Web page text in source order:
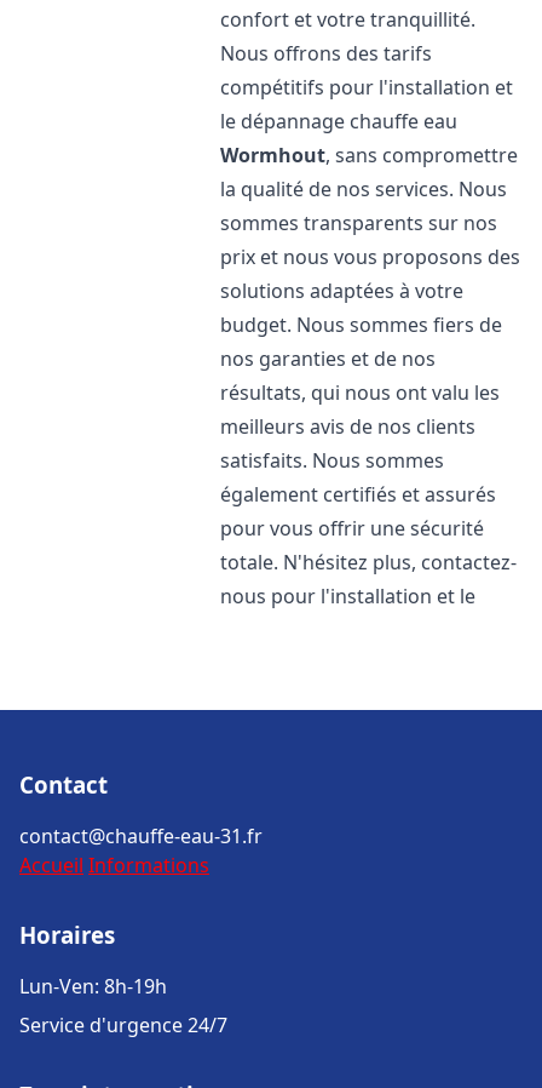
confort et votre tranquillité.
Nous offrons des tarifs
compétitifs pour l'installation et
le dépannage chauffe eau
Wormhout, sans compromettre
la qualité de nos services. Nous
sommes transparents sur nos
prix et nous vous proposons des
solutions adaptées à votre
budget. Nous sommes fiers de
nos garanties et de nos
résultats, qui nous ont valu les
meilleurs avis de nos clients
satisfaits. Nous sommes
également certifiés et assurés
pour vous offrir une sécurité
totale. N'hésitez plus, contactez-
nous pour l'installation et le
Contact
contact@chauffe-eau-31.fr
Accueil Informations
Horaires
Lun-Ven: 8h-19h
Service d'urgence 24/7